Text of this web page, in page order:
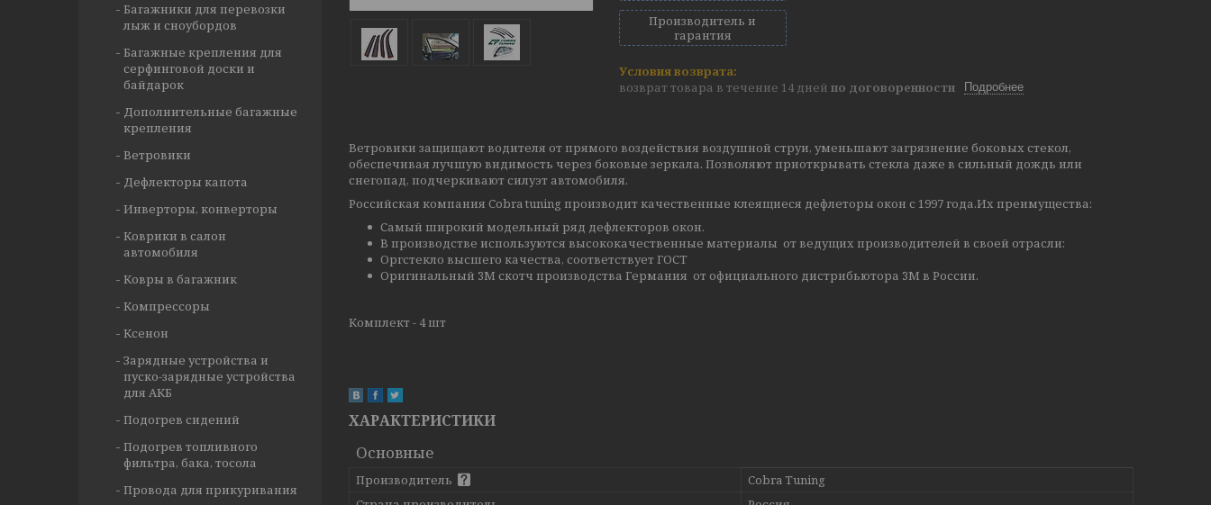
Производитель и
гарантия
возврат товара в течение 14 дней по договоренности Подробнее
Ветровики защищают водителя от прямого воздействия воздушной струи, уменьшают загрязнение боковых стекол,
обеспечивая лучшую видимость через боковые зеркала. Позволяют приоткрывать стекла даже в сильный дождь или
снегопад, подчеркивают силуэт автомобиля.
Российская компания Cobra tuning производит качественные клеящиеся дефлеторы окон с 1997 года.Их преимущества:
Самый широкий модельный ряд дефлекторов окон.
В производстве используются высококачественные материалы от ведущих производителей в своей отрасли:
Оргстекло высшего качества, соответствует ГОСТ
Оригинальный 3М скотч производства Германия от официального дистрибьютора 3М в России.
Комплект - 4 шт
ХАРАКТЕРИСТИКИ
Основные
Производитель
Cobra Tuning
Багажники для перевозки
лыж и сноубордов
Багажные крепления для
серфинговой доски и
байдарок
Дополнительные багажные
крепления
Ветровики
Дефлекторы капота
Инверторы, конверторы
Коврики в салон
автомобиля
Ковры в багажник
Компрессоры
Ксенон
Зарядные устройства и
пуско-зарядные устройства
для АКБ
Подогрев сидений
Подогрев топливного
фильтра, бака, тосола
Провода для прикуривания